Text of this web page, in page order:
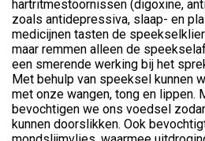
hartritmestoornissen (digoxine,
zoals antidepressiva, slaap- en
medicijnen tasten de
maar remmen alleen de
een smerende werking bij het
Met behulp van speeksel kunnen
met onze wangen, tong en lippen.
bevochtigen we ons voedsel
kunnen doorslikken. Ook